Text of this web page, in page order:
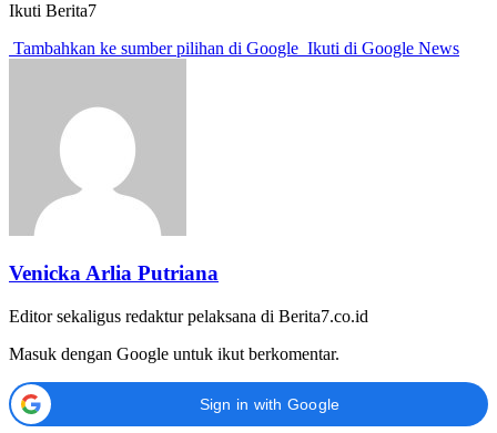
Ikuti Berita7
Tambahkan ke sumber pilihan di Google Ikuti di Google News
Venicka Arlia Putriana
Editor sekaligus redaktur pelaksana di Berita7.co.id
Masuk dengan Google untuk ikut berkomentar.
Sign in with Google